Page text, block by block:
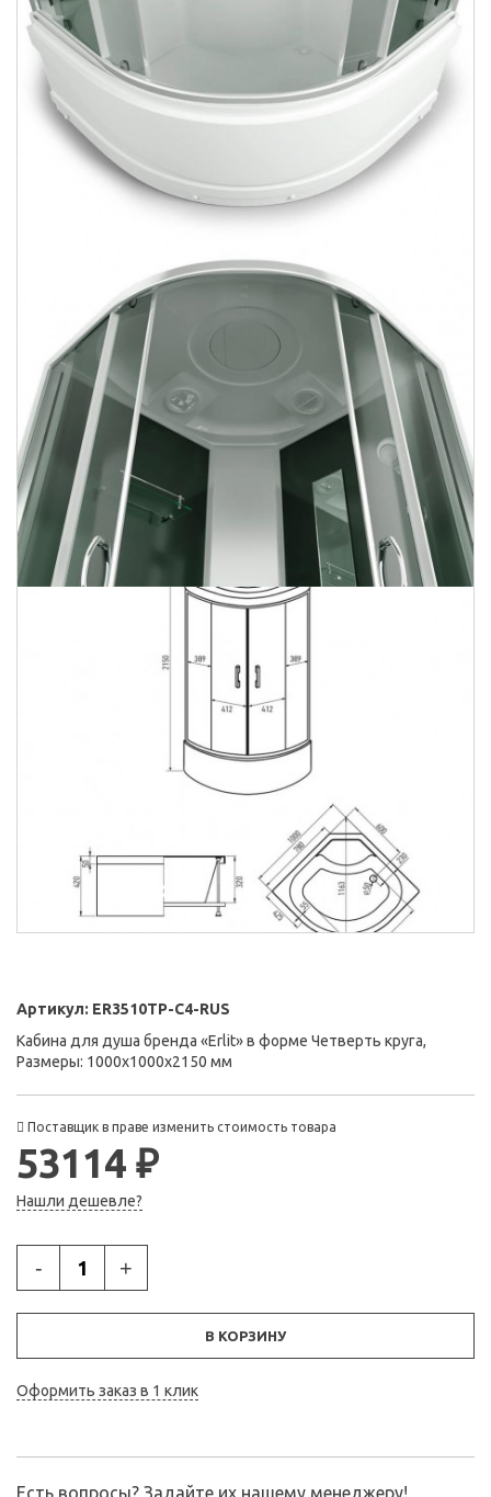
Артикул: ER3510TP-C4-RUS
Кабина для душа бренда «Erlit» в форме Четверть круга,
Размеры: 1000x1000x2150 мм
Поставщик в праве изменить стоимость товара
53114 ₽
Нашли дешевле?
- +
В КОРЗИНУ
Оформить заказ в 1 клик
Есть вопросы? Задайте их нашему менеджеру!